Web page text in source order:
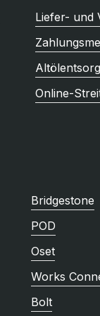
Liefer- und
Online-
Bridgestone
POD
Oset
Works
Bolt